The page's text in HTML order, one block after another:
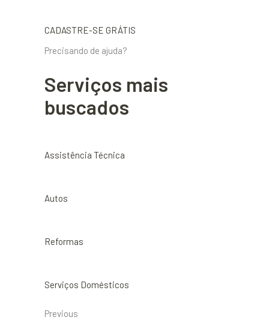
CADASTRE-SE GRÁTIS
Precisando de ajuda?
Serviços mais
buscados
Assistência Técnica
Autos
Reformas
Serviços Domésticos
Previous